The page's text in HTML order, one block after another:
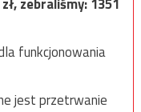
funkcjonowania
jest przetrwanie